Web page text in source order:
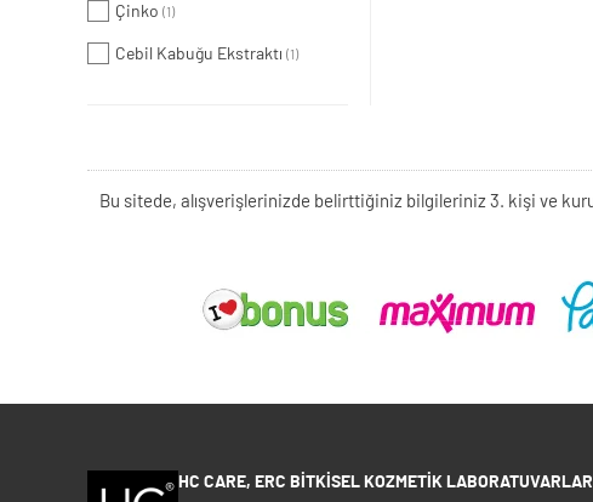
Çinko (1)
Cebil Kabuğu Ekstraktı (1)
Bu sitede, alışverişlerinizde belirttiğiniz bilgileriniz 3. kişi ve
HC CARE, ERC BITKISEL KOZMETIK